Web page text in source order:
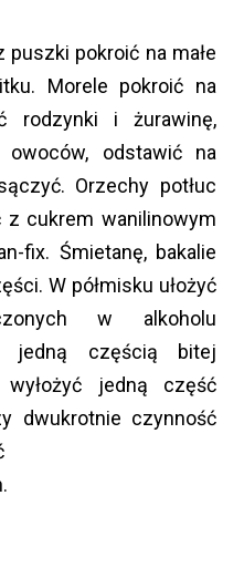
puszki pokroić na małe
Morele pokroić na
rodzynki i żurawinę,
odstawić na
Orzechy potłuc
z cukrem wanilinowym
fix. Śmietanę, bakalie
W półmisku ułożyć
w alkoholu
jedną częścią bitej
jedną część
dwukrotnie czynność